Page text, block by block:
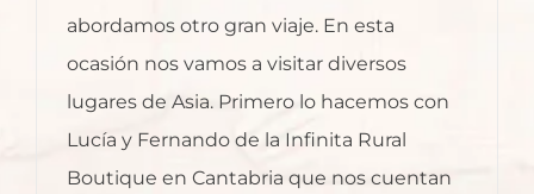
abordamos otro gran viaje. En esta
ocasión nos vamos a visitar diversos
lugares de Asia. Primero lo hacemos con
Lucía y Fernando de la Infinita Rural
Boutique en Cantabria que nos cuentan